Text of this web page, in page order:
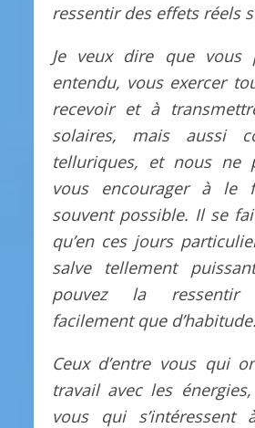
ressentir des effets réels
Je veux dire que vous
entendu, vous exercer
recevoir et à
solaires, mais aussi
telluriques, et nous ne
vous encourager à le
souvent possible. Il se
qu’en ces jours
salve tellement
pouvez la
facilement que d’habitude.
Ceux d’entre vous qui
travail avec les
vous qui s’intéressent